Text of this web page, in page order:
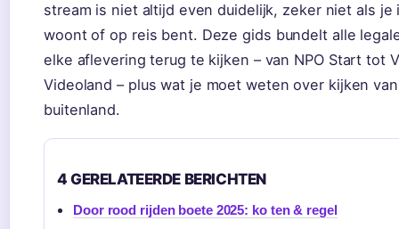
stream is niet altijd even duidelijk, zeker niet als je
woont of op reis bent. Deze gids bundelt alle
elke aflevering terug te kijken – van NPO Start tot
Videoland – plus wat je moet weten over kijken
buitenland.
4 GERELATEERDE BERICHTEN
Door rood rijden boete 2025: ko ten & regel